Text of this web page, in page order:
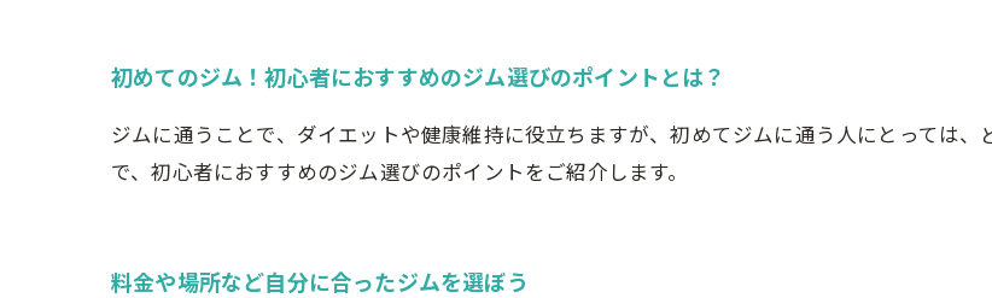
初めてのジム！初心者におすすめのジム選びのポイントとは？
ジムに通うことで、ダイエットや健康維持に役立ちますが、初めてジムに通う人にとっては
で、初心者におすすめのジム選びのポイントをご紹介します。
料金や場所など自分に合ったジムを選ぼう